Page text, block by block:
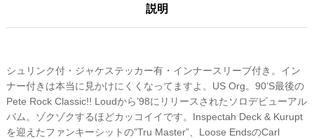
説明
シュリンク付・ジャケステッカー有・インナースリーブ付き。イン
ナー付きは本当に見かけにくくなってますよ。US Org。90’S最後の
Pete Rock Classic!! Loudから’98にリリースされたソロデビューアル
バム。ゾクゾクするほどカッコイイです。Inspectah Deck & Kurupt
を迎えたファンキーシットの”Tru Master”、Loose EndsのCarl